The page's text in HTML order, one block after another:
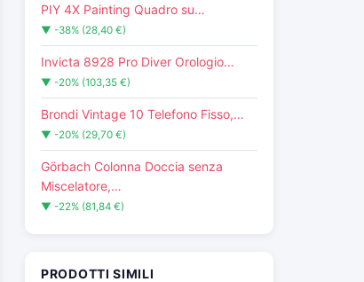
PIY 4X Painting Quadro su…
▼ -38% (28,40 €)
Invicta 8928 Pro Diver Orologio…
▼ -20% (103,35 €)
Brondi Vintage 10 Telefono Fisso,…
▼ -20% (29,70 €)
Görbach Colonna Doccia senza
Miscelatore,…
▼ -22% (81,84 €)
PRODOTTI SIMILI